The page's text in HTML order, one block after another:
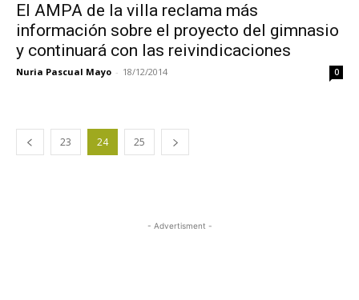
El AMPA de la villa reclama más
información sobre el proyecto del gimnasio
y continuará con las reivindicaciones
Nuria Pascual Mayo - 18/12/2014 0
23 24 25
- Advertisment -